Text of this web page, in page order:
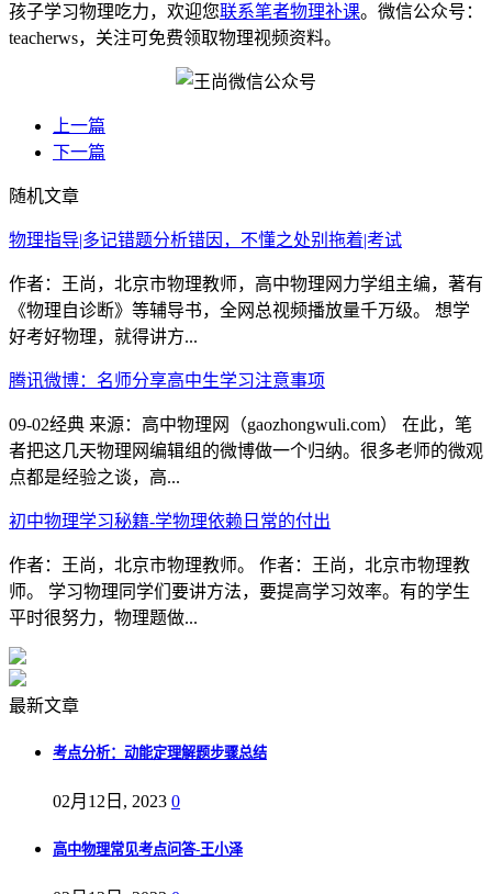
孩子学习物理吃力，欢迎您联系笔者物理补课。微信公众号：
teacherws，关注可免费领取物理视频资料。
上一篇
下一篇
随机文章
物理指导|多记错题分析错因，不懂之处别拖着|考试
作者：王尚，北京市物理教师，高中物理网力学组主编，著有
《物理自诊断》等辅导书，全网总视频播放量千万级。 想学
好考好物理，就得讲方...
腾讯微博：名师分享高中生学习注意事项
09-02经典 来源：高中物理网（gaozhongwuli.com） 在此，笔
者把这几天物理网编辑组的微博做一个归纳。很多老师的微观
点都是经验之谈，高...
初中物理学习秘籍-学物理依赖日常的付出
作者：王尚，北京市物理教师。 作者：王尚，北京市物理教
师。 学习物理同学们要讲方法，要提高学习效率。有的学生
平时很努力，物理题做...
最新文章
考点分析：动能定理解题步骤总结
02月12日, 2023 0
高中物理常见考点问答-王小泽